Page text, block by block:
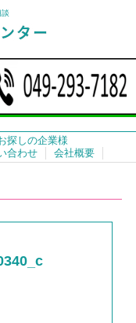
探しの企業様
合わせ 会社概要